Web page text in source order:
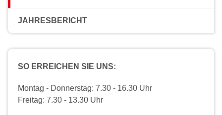
JAHRESBERICHT
SO ERREICHEN SIE UNS:
Montag - Donnerstag: 7.30 - 16.30 Uhr
Freitag: 7.30 - 13.30 Uhr